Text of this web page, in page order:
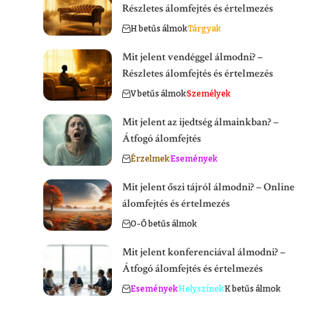
Részletes álomfejtés és értelmezés
H betűs álmokTárgyak
Mit jelent vendéggel álmodni? –
Részletes álomfejtés és értelmezés
V betűs álmokSzemélyek
Mit jelent az ijedtség álmainkban? –
Átfogó álomfejtés
ÉrzelmekEsemények
Mit jelent őszi tájról álmodni? – Online
álomfejtés és értelmezés
O-Ő betűs álmok
Mit jelent konferenciával álmodni? –
Átfogó álomfejtés és értelmezés
EseményekHelyszínekK betűs álmok